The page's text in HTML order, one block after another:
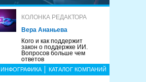
КОЛОНКА РЕДАКТОРА
Вера Ананьева
Кого и как поддержит
закон о поддержке ИИ.
Вопросов больше чем
ответов
ИНФОГРАФИКА КАТАЛОГ КОМПАНИЙ